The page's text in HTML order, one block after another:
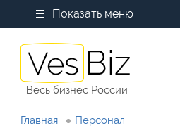
Показать меню
Весь бизнес России
Главная Персонал